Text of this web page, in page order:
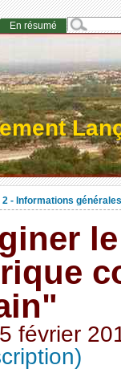
2 - Informations générales
février
En résumé